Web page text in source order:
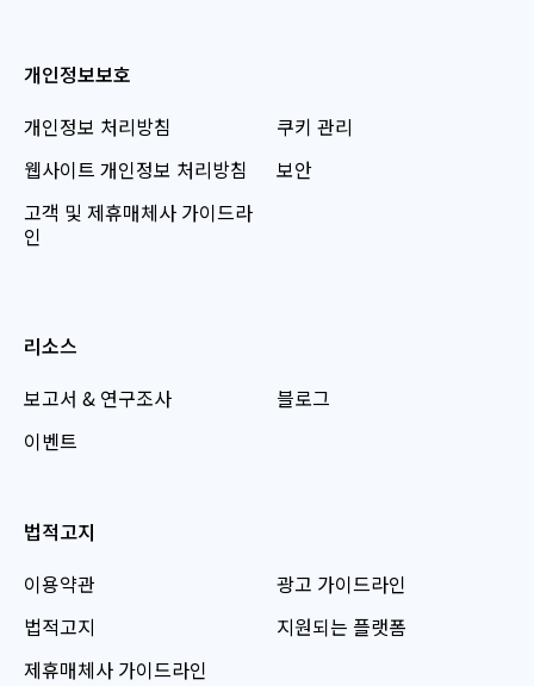
개인정보보호
개인정보 처리방침
웹사이트 개인정보 처리방침
고객 및 제휴매체사 가이드라
인
쿠키 관리
보안
리소스
보고서 & 연구조사
이벤트
블로그
법적고지
이용약관
법적고지
제휴매체사 가이드라인
광고 가이드라인
지원되는 플랫폼